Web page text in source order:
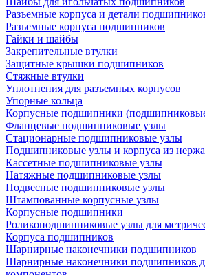
Разъемные корпуса и детали
Разъемные корпуса подшипников
Гайки и шайбы
Закрепительные втулки
Защитные крышки подшипников
Стяжные втулки
Уплотнения для разъемных корпусов
Упорные кольца
Корпусные подшипники
Фланцевые подшипниковые узлы
Стационарные подшипниковые узлы
Подшипниковые узлы и корпуса из
Кассетные подшипниковые узлы
Натяжные подшипниковые узлы
Подвесные подшипниковые узлы
Штампованные корпусные узлы
Корпусные подшипники
Роликоподшипниковые узлы для
Корпуса подшипников
Шарнирные наконечники подшипников
Шарнирные наконечники подшипников